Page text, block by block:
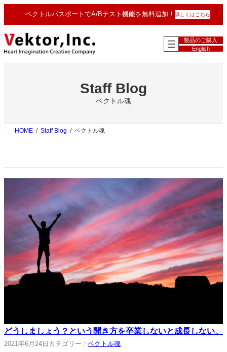
を
ス
キ
ッ
ベクトルパスポートでA/Bテスト機能を無料追加！ 詳しくはこちら
製品のご購入
English
Staff Blog
ベクトル魂
HOME Staff Blog ベクトル魂
どうしましょう？という聞き方を卒業しないと成長しない。
2021年6月24日 カテゴリー : ベクトル魂